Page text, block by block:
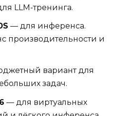
LLM-тренинга.
— для инференса.
производительности и
вариант для
задач.
— для виртуальных